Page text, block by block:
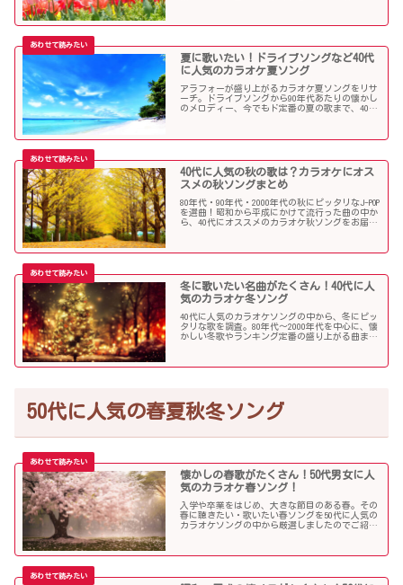
夏に歌いたい！ドライブソングなど40代
に人気のカラオケ夏ソング
アラフォーが盛り上がるカラオケ夏ソングをリサ
ーチ。ドライブソングから90年代あたりの懐かし
のメロディー、今でもド定番の夏の歌まで、40代
40代に人気の秋の歌は？カラオケにオス
スメの秋ソングまとめ
80年代・90年代・2000年代の秋にピッタリなJ-POP
を選曲！昭和から平成にかけて流行った曲の中か
ら、40代にオススメのカラオケ秋ソングをお届け
冬に歌いたい名曲がたくさん！40代に人
気のカラオケ冬ソング
40代に人気のカラオケソングの中から、冬にピッ
タリな歌を調査。80年代〜2000年代を中心に、懐
かしい冬歌やランキング定番の盛り上がる曲まで
50代に人気の春夏秋冬ソング
懐かしの春歌がたくさん！50代男女に人
気のカラオケ春ソング！
入学や卒業をはじめ、大きな節目のある春。その
春に聴きたい・歌いたい春ソングを50代に人気の
カラオケソングの中から厳選しましたのでご紹介